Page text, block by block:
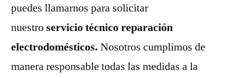
puedes llamarnos para solicitar
nuestroservicio técnico reparación
electrodomésticos. Nosotros cumplimos de
manera responsable todas las medidas a la